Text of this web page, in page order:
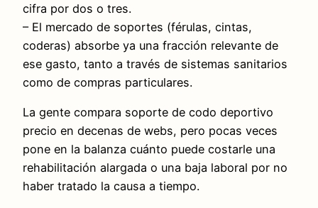
cifra por dos o tres.
– El mercado de soportes (férulas, cintas,
coderas) absorbe ya una fracción relevante de
ese gasto, tanto a través de sistemas sanitarios
como de compras particulares.
La gente compara soporte de codo deportivo
precio en decenas de webs, pero pocas veces
pone en la balanza cuánto puede costarle una
rehabilitación alargada o una baja laboral por no
haber tratado la causa a tiempo.